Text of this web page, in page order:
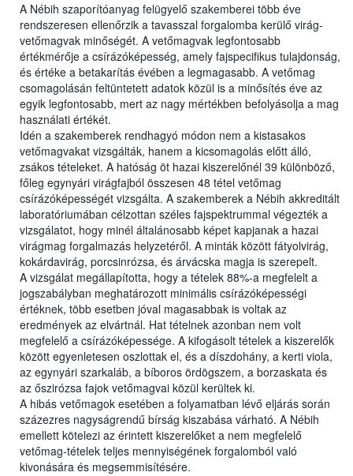
A Nébih szaporítóanyag felügyelő szakemberei több éve
rendszeresen ellenőrzik a tavasszal forgalomba kerülő virág-
vetőmagvak minőségét. A vetőmagvak legfontosabb
értékmérője a csírázóképesség, amely fajspecifikus tulajdonság,
és értéke a betakarítás évében a legmagasabb. A vetőmag
csomagolásán feltüntetett adatok közül is a minősítés éve az
egyik legfontosabb, mert az nagy mértékben befolyásolja a mag
használati értékét.
Idén a szakemberek rendhagyó módon nem a kistasakos
vetőmagvakat vizsgálták, hanem a kicsomagolás előtt álló,
zsákos tételeket. A hatóság öt hazai kiszerelőnél 39 különböző,
főleg egynyári virágfajból összesen 48 tétel vetőmag
csírázóképességét vizsgálta. A szakemberek a Nébih akkreditált
laboratóriumában célzottan széles fajspektrummal végezték a
vizsgálatot, hogy minél általánosabb képet kapjanak a hazai
virágmag forgalmazás helyzetéről. A minták között fátyolvirág,
kokárdavirág, porcsinrózsa, és árvácska magja is szerepelt.
A vizsgálat megállapította, hogy a tételek 88%-a megfelelt a
jogszabályban meghatározott minimális csírázóképességi
értéknek, több esetben jóval magasabbak is voltak az
eredmények az elvártnál. Hat tételnek azonban nem volt
megfelelő a csírázóképessége. A kifogásolt tételek a kiszerelők
között egyenletesen oszlottak el, és a díszdohány, a kerti viola,
az egynyári szarkaláb, a bíboros ördögszem, a borzaskata és
az őszirózsa fajok vetőmagvai közül kerültek ki.
A hibás vetőmagok esetében a folyamatban lévő eljárás során
százezres nagyságrendű bírság kiszabása várható. A Nébih
emellett kötelezi az érintett kiszerelőket a nem megfelelő
vetőmag-tételek teljes mennyiségének forgalomból való
kivonására és megsemmisítésére.